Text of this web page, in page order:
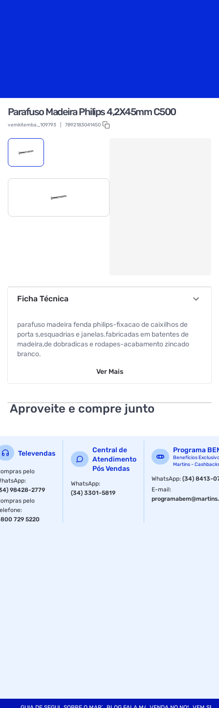
Parafuso Madeira Philips 4,2X45mm C500
vemkitemba_109793 7892183041450
Ficha Técnica
parafuso madeira fenda philips-fixacao de caixilhos de
porta s,esquadrias e janelas.fabricadas em batentes de
madeira,de dobradicas e rodapes-acabamento zincado
branco.
Ver Mais
Aproveite e compre junto
Televendas
pelo
:
98428-2779
pelo
:
729 5220
Central de
Atendimento
Pós Vendas
WhatsApp:
(34) 3301-5819
Programa
Benefícios
Martins -
WhatsApp:(34) 8413-
E-mail: